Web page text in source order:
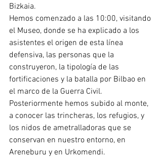
Bizkaia.
Hemos comenzado a las 10:00, visitando
el Museo, donde se ha explicado a los
asistentes el origen de esta línea
defensiva, las personas que la
construyeron, la tipología de las
fortificaciones y la batalla por Bilbao en
el marco de la Guerra Civil.
Posteriormente hemos subido al monte,
a conocer las trincheras, los refugios, y
los nidos de ametralladoras que se
conservan en nuestro entorno, en
Areneburu y en Urkomendi.